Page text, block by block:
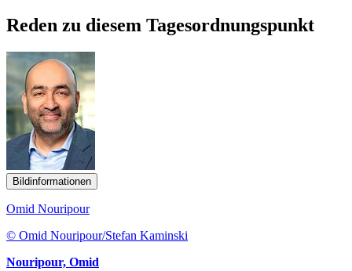
Reden zu diesem Tagesordnungspunkt
Bildinformationen
Omid Nouripour
© Omid Nouripour/Stefan Kaminski
Nouripour, Omid